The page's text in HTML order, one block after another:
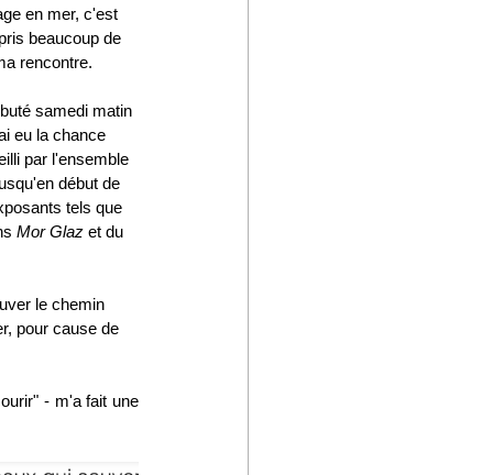
en mer, c'est
beaucoup de
rencontre.
samedi matin
eu la chance
par l'ensemble
début de
tels que
Mor Glaz et du
le chemin
pour cause de
- m'a fait une